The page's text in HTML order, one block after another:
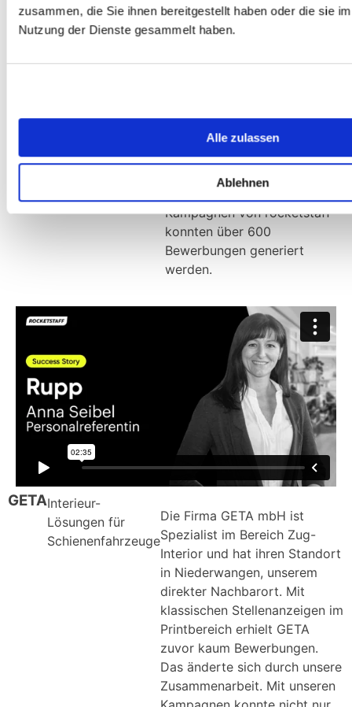
zusammen, die Sie ihnen bereitgestellt haben oder die sie
Nutzung der Dienste gesammelt haben.
Alle zulassen
Ablehnen
RuppLebensmittelKäserei
Käseproduktion international
vertreten und ist einer der
führenden Anbieter für
Schmelzkäseprodukte. Mit
Kampagnen von rocketstaff
konnten über 600
Bewerbungen generiert
werden.
GETAInterieur-
Lösungen für
Schienenfahrzeuge
Die Firma GETA mbH ist
Spezialist im Bereich Zug-
Interior und hat ihren Standort
in Niederwangen, unserem
direkter Nachbarort. Mit
klassischen Stellenanzeigen im
Printbereich erhielt GETA
zuvor kaum Bewerbungen.
Das änderte sich durch unsere
Zusammenarbeit. Mit unseren